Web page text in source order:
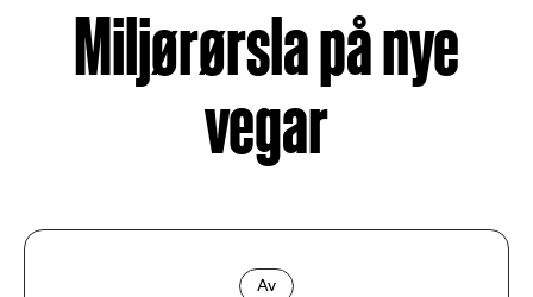
Miljørørsla på nye
vegar
Av